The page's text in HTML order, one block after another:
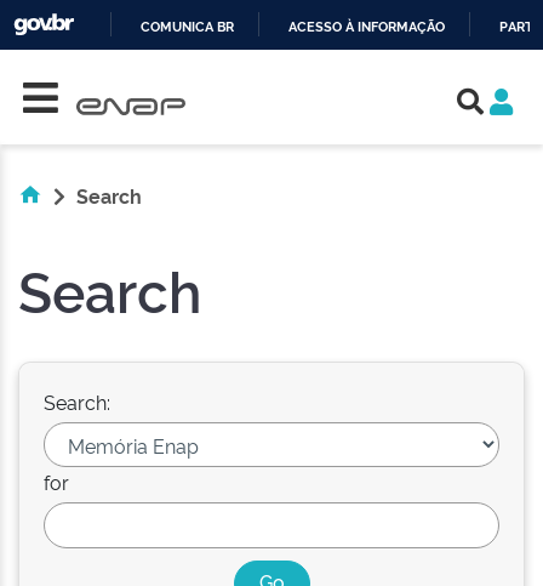
COMUNICA BR ACESSO À INFORMAÇÃO
Search
Search
Search:
for